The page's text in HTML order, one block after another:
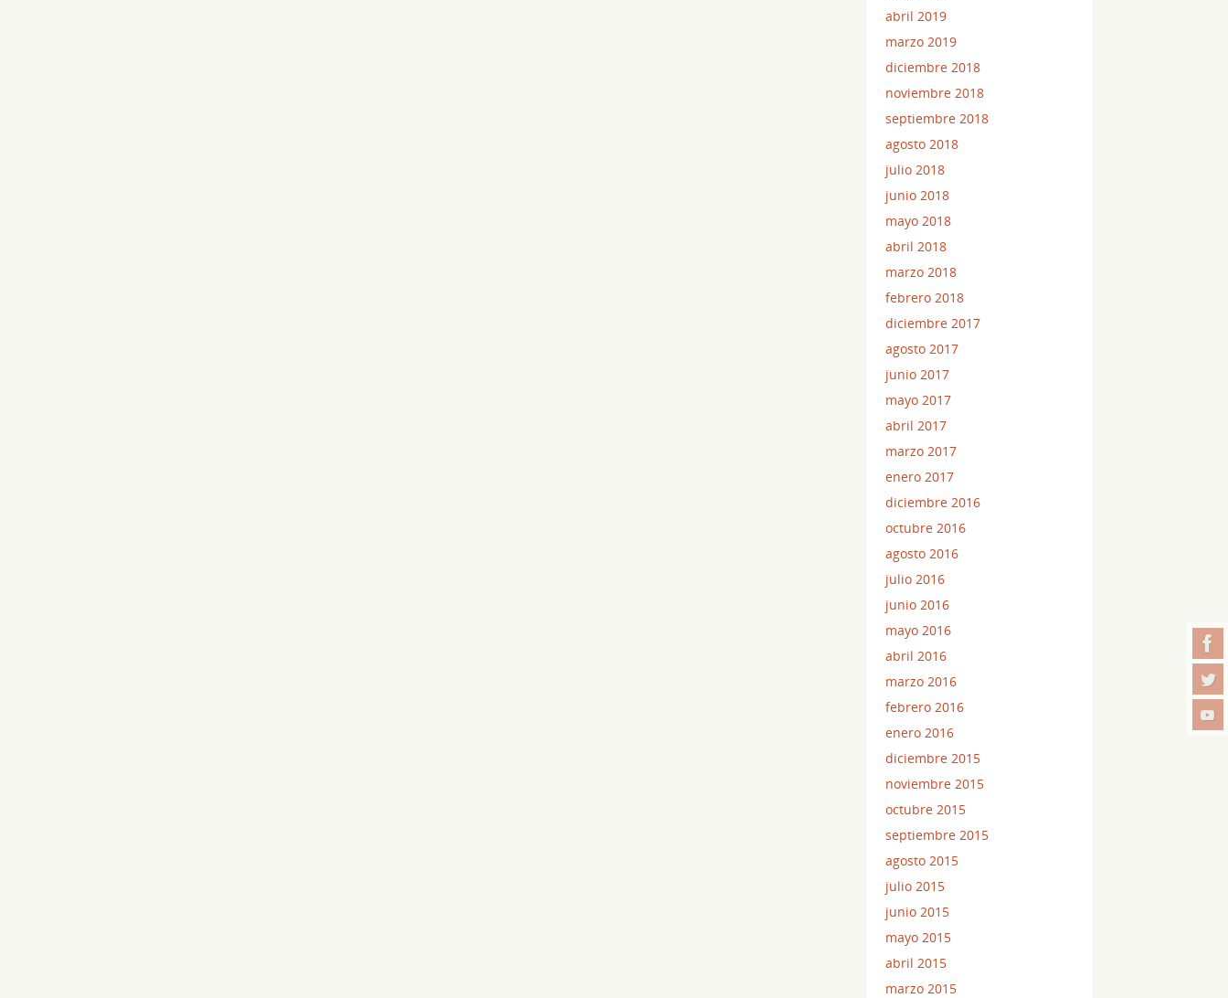
abril 2019
marzo 2019
diciembre 2018
noviembre 2018
septiembre 2018
agosto 2018
julio 2018
junio 2018
mayo 2018
abril 2018
marzo 2018
febrero 2018
diciembre 2017
agosto 2017
junio 2017
mayo 2017
abril 2017
marzo 2017
enero 2017
diciembre 2016
octubre 2016
agosto 2016
julio 2016
junio 2016
mayo 2016
abril 2016
marzo 2016
febrero 2016
enero 2016
diciembre 2015
noviembre 2015
octubre 2015
septiembre 2015
agosto 2015
julio 2015
junio 2015
mayo 2015
abril 2015
marzo 2015